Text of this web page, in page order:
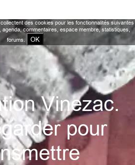
Vinezac.
pour
des cookies pour les fonctionnalités suivantes
commentaires, espace membre, statistiques,
forums.
OK